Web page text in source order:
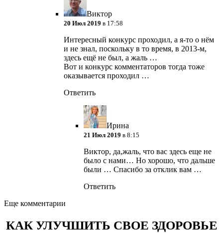
Виктор
20 Июл 2019 в 17:58
Интересный конкурс проходил, а я-то о нём
и не знал, поскольку в то время, в 2013-м,
здесь ещё не был, а жаль …
Вот и конкурс комментаторов тогда тоже
оказывается проходил …
Ответить
Ирина
21 Июл 2019 в 8:15
Виктор, да,жаль, что вас здесь еще не
было с нами… Но хорошо, что дальше
были … Спасибо за отклик вам …
Ответить
Еще комментарии
КАК УЛУЧШИТЬ СВОЕ ЗДОРОВЬЕ